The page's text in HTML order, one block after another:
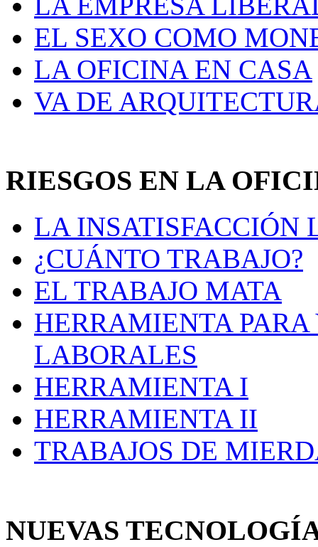
EL SEXO COMO
LA OFICINA EN CASA
VA DE
RIESGOS EN LA
LA INSATISFACCIÓN
¿CUÁNTO TRABAJO?
EL TRABAJO MATA
HERRAMIENTA
LABORALES
HERRAMIENTA I
HERRAMIENTA II
TRABAJOS DE
NUEVAS